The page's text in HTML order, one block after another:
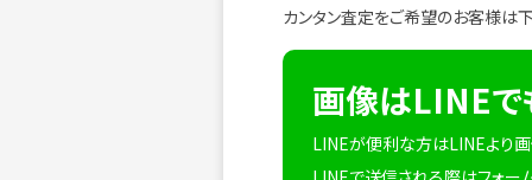
カンタン査定をご希望のお客様は
画像はLINEで
LINEが便利な方はLINEより画